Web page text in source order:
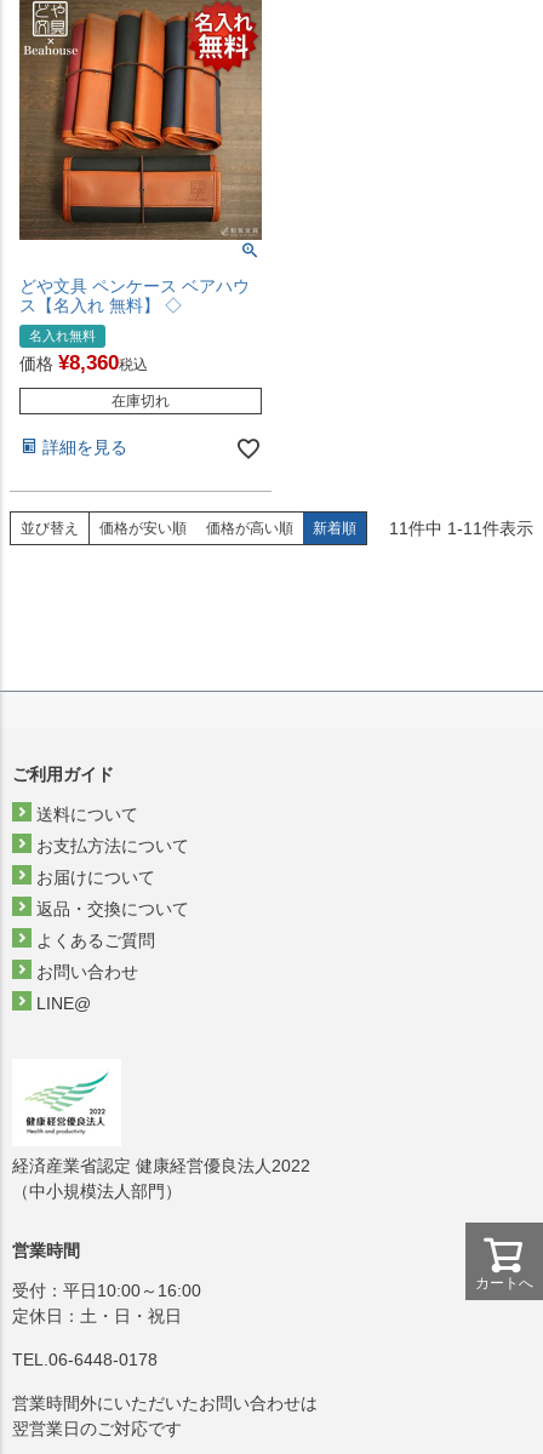
どや文具 ペンケース ベアハウ
ス【名入れ 無料】 ◇
名入れ無料
価格 ¥8,360税込
在庫切れ
詳細を見る
並び替え 価格が安い順 価格が高い順 新着順 11件中 1-11件表示
カートへ
ご利用ガイド
送料について
お支払方法について
お届けについて
返品・交換について
よくあるご質問
お問い合わせ
LINE@
経済産業省認定 健康経営優良法人2022
（中小規模法人部門）
営業時間
受付：平日10:00～16:00
定休日：土・日・祝日
TEL.06-6448-0178
営業時間外にいただいたお問い合わせは
翌営業日のご対応です